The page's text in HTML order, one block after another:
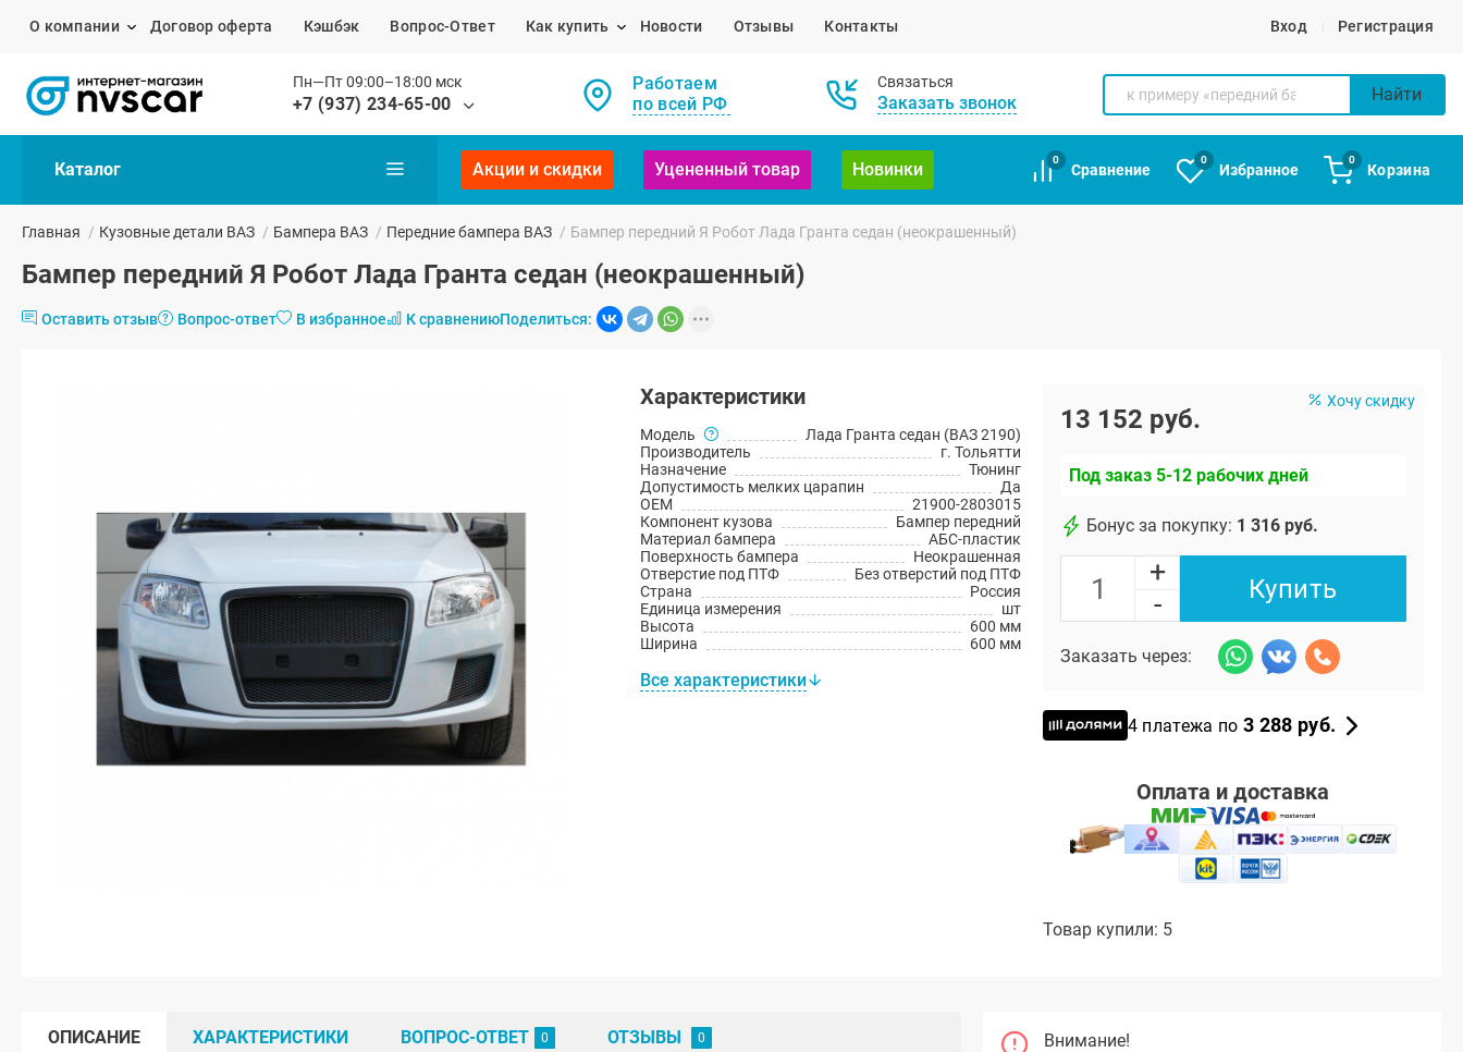
О компании Договор оферта Кэшбэк Вопрос-Ответ Как купить Новости Отзывы Контакты Вход Регистрация
Пн—Пт 09:00–18:00 мск
+7 (937) 234-65-00
Работаем
по всей РФ
Связаться
Заказать звонок Найти
Каталог Акции и скидки Уцененный товар Новинки
0
Сравнение
0
Избранное
0
Корзина
Главная / Кузовные детали ВАЗ / Бампера ВАЗ / Передние бампера ВАЗ / Бампер передний Я Робот Лада Гранта седан (неокрашенный)
Бампер передний Я Робот Лада Гранта седан (неокрашенный)
Оставить отзыв Вопрос-ответ В избранное К сравнениюПоделиться:
Характеристики
Модель
Лада Гранта седан (ВАЗ 2190)
Производитель
г. Тольятти
Назначение
Тюнинг
Допустимость мелких царапин
Да
OEM
21900-2803015
Компонент кузова
Бампер передний
Материал бампера
АБС-пластик
Поверхность бампера
Неокрашенная
Отверстие под ПТФ
Без отверстий под ПТФ
Страна
Россия
Единица измерения
шт
Высота
600 мм
Ширина
600 мм
Все характеристики
Хочу скидку
13 152 руб.
Под заказ 5-12 рабочих дней
Бонус за покупку: 1 316 руб.
+
-
Купить
Заказать через:
4 платежа по 3 288 руб.
Оплата и доставка
Товар купили: 5
Внимание!
ОПИСАНИЕ ХАРАКТЕРИСТИКИ ВОПРОС-ОТВЕТ ОТЗЫВЫ